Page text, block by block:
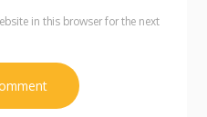
in this browser for the next